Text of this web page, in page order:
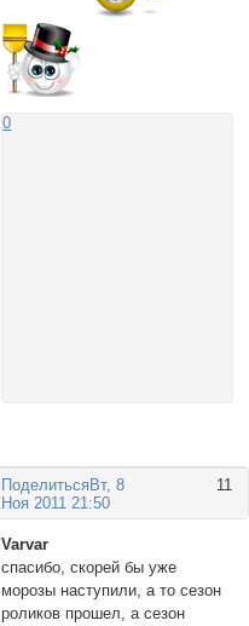
0
Поделиться 11
Вт, 8
Ноя 2011 21:50
Varvar
спасибо, скорей бы уже
морозы наступили, а то сезон
роликов прошел, а сезон